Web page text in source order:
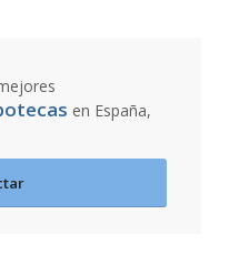
en España,